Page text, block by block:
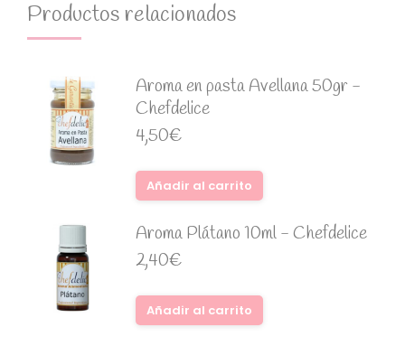
Productos relacionados
Aroma en pasta Avellana 50gr -
Chefdelice
4,50€
Añadir al carrito
Aroma Plátano 10ml - Chefdelice
2,40€
Añadir al carrito